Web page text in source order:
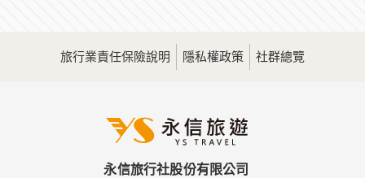
旅行業責任保險說明 隱私權政策 社群總覽
永信旅行社股份有限公司